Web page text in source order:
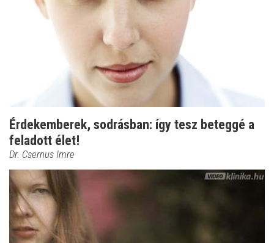
Érdekemberek, sodrásban: így tesz beteggé a
feladott élet!
Dr. Csernus Imre